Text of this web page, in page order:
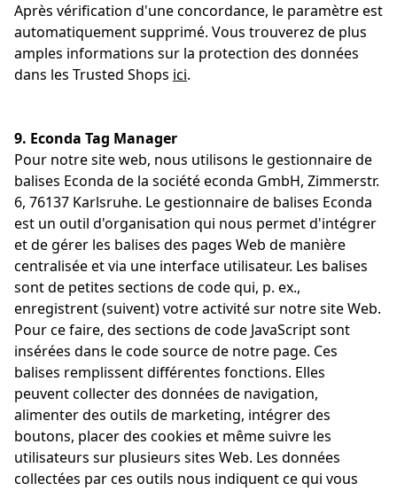
Après vérification d'une concordance, le paramètre est
automatiquement supprimé. Vous trouverez de plus
amples informations sur la protection des données
dans les Trusted Shops ici.
9. Econda Tag Manager
Pour notre site web, nous utilisons le gestionnaire de
balises Econda de la société econda GmbH, Zimmerstr.
6, 76137 Karlsruhe. Le gestionnaire de balises Econda
est un outil d'organisation qui nous permet d'intégrer
et de gérer les balises des pages Web de manière
centralisée et via une interface utilisateur. Les balises
sont de petites sections de code qui, p. ex.,
enregistrent (suivent) votre activité sur notre site Web.
Pour ce faire, des sections de code JavaScript sont
insérées dans le code source de notre page. Ces
balises remplissent différentes fonctions. Elles
peuvent collecter des données de navigation,
alimenter des outils de marketing, intégrer des
boutons, placer des cookies et même suivre les
utilisateurs sur plusieurs sites Web. Les données
collectées par ces outils nous indiquent ce qui vous